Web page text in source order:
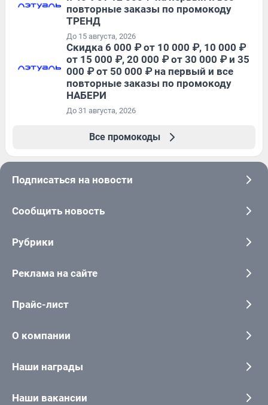
повторные заказы по промокоду
ТРЕНД
До 15 августа, 2026
Скидка 6 000 ₽ от 10 000 ₽, 10 000 ₽
от 15 000 ₽, 20 000 ₽ от 30 000 ₽ и 35
000 ₽ от 50 000 ₽ на первый и все
повторные заказы по промокоду
НАБЕРИ
До 31 августа, 2026
Все промокоды
Подписаться на новости
Сообщить новость
Рубрики
Реклама на сайте
Прайс-лист
О компании
Наши награды
Наши вакансии